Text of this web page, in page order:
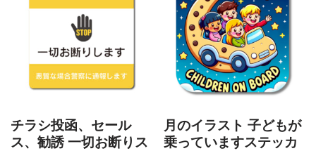
チラシ投函、セール
ス、勧誘 一切お断りス
月のイラスト 子どもが
乗っていますステッカ